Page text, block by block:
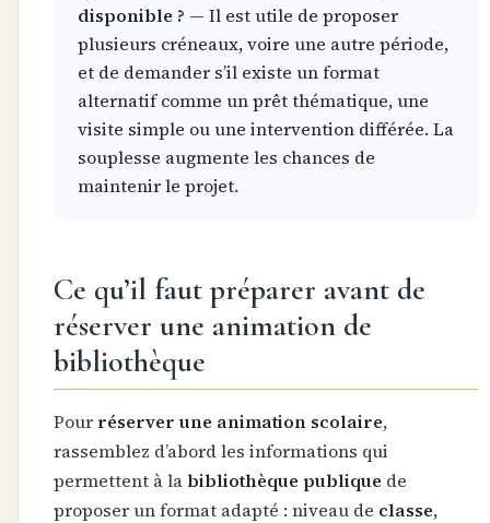
disponible ? — Il est utile de proposer
plusieurs créneaux, voire une autre période,
et de demander s’il existe un format
alternatif comme un prêt thématique, une
visite simple ou une intervention différée. La
souplesse augmente les chances de
maintenir le projet.
Ce qu’il faut préparer avant de
réserver une animation de
bibliothèque
Pour réserver une animation scolaire,
rassemblez d’abord les informations qui
permettent à labibliothèque publique de
proposer un format adapté : niveau de classe,